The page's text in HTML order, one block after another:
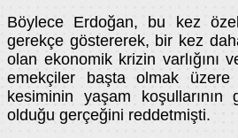
Böylece Erdoğan, bu kez
gerekçe göstererek, bir kez
olan ekonomik krizin varlığını
emekçiler başta olmak
kesiminin yaşam koşullarının
olduğu gerçeğini reddetmişti.